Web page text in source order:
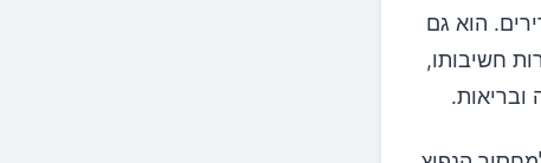
הוא גם
חשיבותו,
ובריאות.